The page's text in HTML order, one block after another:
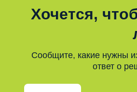
Хочется,
Сообщите, какие нужны
ответ о